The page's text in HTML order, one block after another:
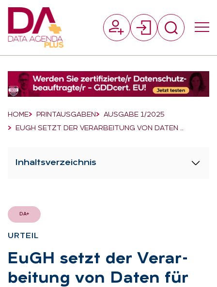
Breadcrumb-Navigation
HOME PRINTAUSGABEN
AUSGABE 1/2025
EUGH SETZT DER VERARBEITUNG VON DATEN …
Inhaltsverzeichnis
DA+
UR­TEIL
:
EuGH setzt der Ver­ar­
bei­tung von Da­ten für